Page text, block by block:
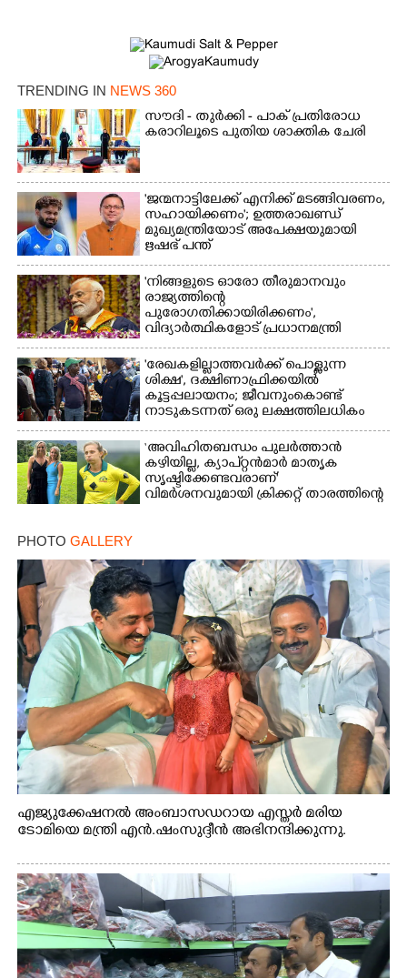
TRENDING IN NEWS 360
സൗദി - തുർക്കി - പാക് പ്രതിരോധ
കരാറിലൂടെ പുതിയ ശാക്തിക ചേരി
'ജന്മനാട്ടിലേക്ക് എനിക്ക് മടങ്ങിവരണം,
സഹായിക്കണം'; ഉത്തരാഖണ്ഡ്
മുഖ്യമന്ത്രിയോട് അപേക്ഷയുമായി
ഋഷഭ് പന്ത്
'നിങ്ങളുടെ ഓരോ തീരുമാനവും
രാജ്യത്തിന്റെ
പുരോഗതിക്കായിരിക്കണം',​
വിദ്യാർത്ഥികളോട് പ്രധാനമന്ത്രി
'രേഖകളില്ലാത്തവർക്ക് പൊള്ളുന്ന
ശിക്ഷ', ദക്ഷിണാഫ്രിക്കയിൽ
കൂട്ടപ്പലായനം; ജീവനുംകൊണ്ട്
നാടുകടന്നത് ഒരു ലക്ഷത്തിലധികം
പേർ
‘അവിഹിതബന്ധം പുലർത്താൻ
കഴിയില്ല,​ ക്യാപ്റ്റൻമാർ മാതൃക
സൃഷ്ടിക്കേണ്ടവരാണ്'
വിമർശനവുമായി ക്രിക്കറ്റ് താരത്തിന്റെ
PHOTO GALLERY
എജ്യുക്കേഷനൽ അംബാസഡറായ എസ്തർ മരിയ
ടോമിയെ മന്ത്രി എൻ.ഷംസുദ്ദീൻ അഭിനന്ദിക്കുന്നു.
Copy Link